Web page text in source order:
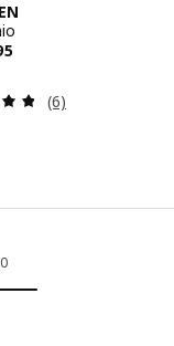
Totale
CHF
Recensione:
(6)